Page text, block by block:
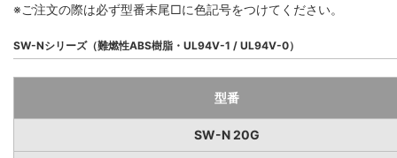
※ご注文の際は必ず型番末尾□に色記号をつけてください。
SW-Nシリーズ（難燃性ABS樹脂・UL94V-1 / UL94V-0）
型番
SW-N 20G